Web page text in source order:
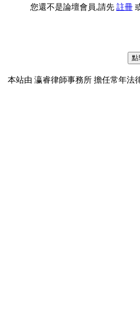
您還不是論壇會員,請先 註冊
本站由 瀛睿律師事務所 擔任常年法